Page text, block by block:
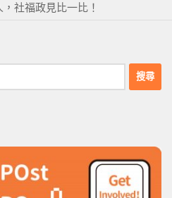
社福政見比一比！